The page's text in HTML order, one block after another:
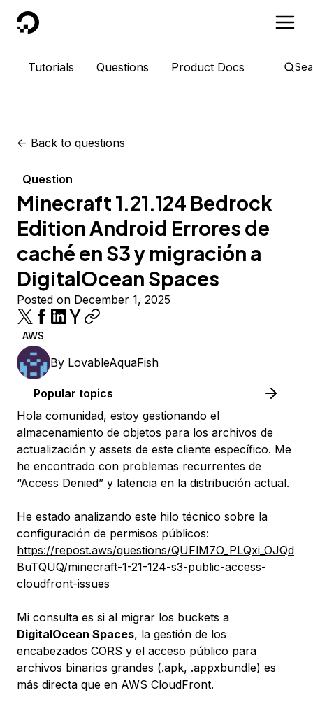
DigitalOcean
Tutorials Questions Product Docs
<- Back to questions
Question
Minecraft 1.21.124 Bedrock
Edition Android Errores de
caché en S3 y migración a
DigitalOcean Spaces
Posted on December 1, 2025
AWS
By LovableAquaFish
Popular topics
Hola comunidad, estoy gestionando el
almacenamiento de objetos para los archivos de
actualización y assets de este cliente específico. Me
he encontrado con problemas recurrentes de
“Access Denied” y latencia en la distribución actual.
He estado analizando este hilo técnico sobre la
configuración de permisos públicos:
https://repost.aws/questions/QUFlM7O_PLQxi_OJQd
BuTQUQ/minecraft-1-21-124-s3-public-access-
cloudfront-issues
Mi consulta es si al migrar los buckets a
DigitalOcean Spaces, la gestión de los
encabezados CORS y el acceso público para
archivos binarios grandes (.apk, .appxbundle) es
más directa que en AWS CloudFront.